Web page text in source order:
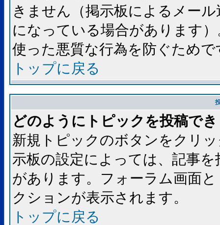
きません（掲示板によるメー
になっている場合があります
使った悪質な行為を防ぐためで
トップに戻る
どのようにトピックを投稿で
新規トピックのボタンをクリ
示板の設定によっては、記事
があります。フォーラム画面
クションが表示されます。
トップに戻る